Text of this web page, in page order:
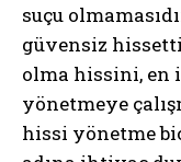
suçu
güvensiz
olma hissini,
yönetmeye
hissi yönetme